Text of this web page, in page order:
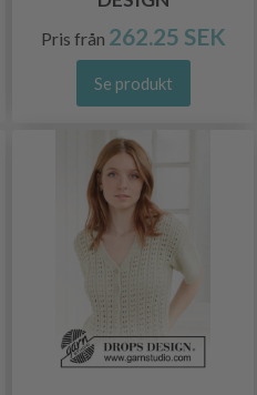
Pris från 262.25 SEK
Se produkt